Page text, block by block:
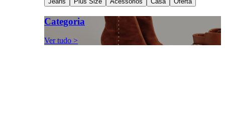
Categoria
Ver tudo >